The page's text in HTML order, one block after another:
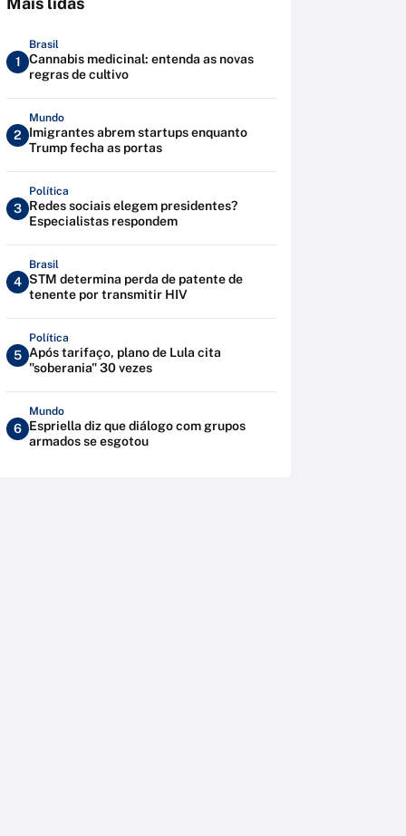
1
Brasil
Cannabis medicinal: entenda as novas
regras de cultivo
2
Mundo
Imigrantes abrem startups enquanto
Trump fecha as portas
3
Política
Redes sociais elegem presidentes?
Especialistas respondem
4
Brasil
STM determina perda de patente de
tenente por transmitir HIV
5
Política
Após tarifaço, plano de Lula cita
"soberania" 30 vezes
6
Mundo
Espriella diz que diálogo com grupos
armados se esgotou